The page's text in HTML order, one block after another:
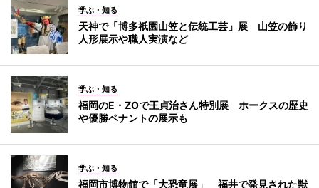
学ぶ・知る
天神で「博多祇園山笠と伝統工芸」展 山笠の飾り
人形展示や職人実演など
学ぶ・知る
福岡のE・ZOで王貞治さん特別展 ホークスの歴史
や優勝ペナントの展示も
学ぶ・知る
福岡市博物館で「大恐竜展」 福井で発見された獣